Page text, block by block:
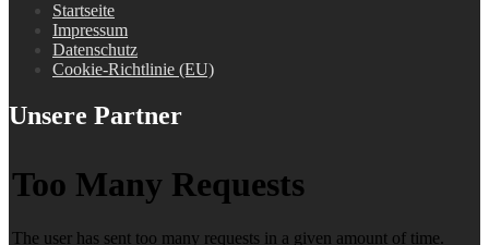
Startseite
Impressum
Datenschutz
Cookie-Richtlinie (EU)
Unsere Partner